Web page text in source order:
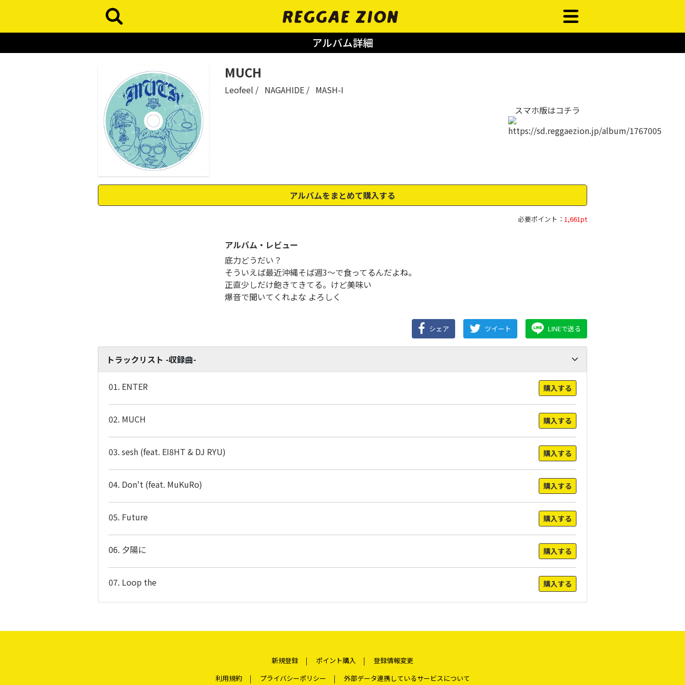
アルバム詳細
MUCH
Leofeel NAGAHIDE
MASH-I
スマホ版はコチラ
アルバムをまとめて購入する
必要ポイント： 1,661pt
アルバム・レビュー
底力どうだい？
そういえば最近沖縄そば週3～で食ってるんだよね。
正直少しだけ飽きてきてる。けど美味い
爆音で聞いてくれよな よろしく
シェア ツイート LINEで送る
トラックリスト -収録曲-
01. ENTER 購入する
02. MUCH 購入する
03. sesh (feat. EI8HT & DJ RYU) 購入する
04. Don't (feat. MuKuRo) 購入する
05. Future 購入する
06. 夕陽に 購入する
07. Loop the 購入する
新規登録 ポイント購入
登録情報変更
利用規約
プライバシーポリシー
外部データ連携しているサービスについて